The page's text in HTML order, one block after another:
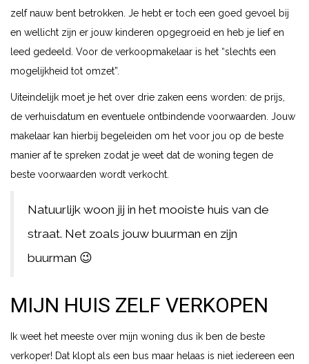
zelf nauw bent betrokken. Je hebt er toch een goed gevoel bij
en wellicht zijn er jouw kinderen opgegroeid en heb je lief en
leed gedeeld. Voor de verkoopmakelaar is het “slechts een
mogelijkheid tot omzet”.
Uiteindelijk moet je het over drie zaken eens worden: de prijs,
de verhuisdatum en eventuele ontbindende voorwaarden. Jouw
makelaar kan hierbij begeleiden om het voor jou op de beste
manier af te spreken zodat je weet dat de woning tegen de
beste voorwaarden wordt verkocht.
Natuurlijk woon jij in het mooiste huis van de
straat. Net zoals jouw buurman en zijn
buurman 😉
MIJN HUIS ZELF VERKOPEN
Ik weet het meeste over mijn woning dus ik ben de beste
verkoper! Dat klopt als een bus maar helaas is niet iedereen een